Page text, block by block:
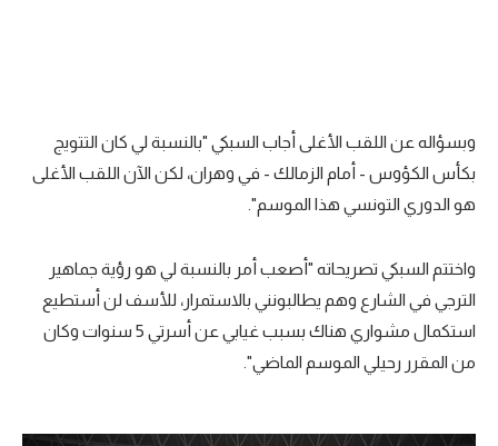
وبسؤاله عن اللقب الأغلى أجاب السبكي "بالنسبة لي كان التتويج
بكأس الكؤوس - أمام الزمالك - في وهران، لكن الآن اللقب الأغلى
هو الدوري التونسي هذا الموسم".
واختتم السبكي تصريحاته "أصعب أمر بالنسبة لي هو رؤية جماهير
الترجي في الشارع وهم يطالبونني بالاستمرار، للأسف لن أستطيع
استكمال مشواري هناك بسبب غيابي عن أسرتي 5 سنوات وكان
من المقرر رحيلي الموسم الماضي".